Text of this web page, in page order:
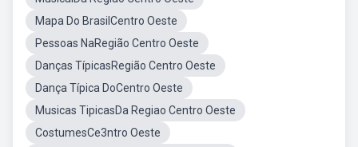
Mapa Do BrasilCentro Oeste
Pessoas NaRegião Centro Oeste
Danças TípicasRegião Centro Oeste
Dança Típica DoCentro Oeste
Musicas TipicasDa Regiao Centro Oeste
CostumesCe3ntro Oeste